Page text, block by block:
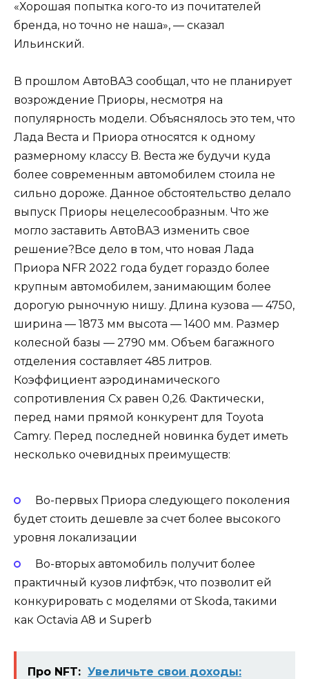
«Хорошая попытка кого-то из почитателей
бренда, но точно не наша», — сказал
Ильинский.
В прошлом АвтоВАЗ сообщал, что не планирует
возрождение Приоры, несмотря на
популярность модели. Объяснялось это тем, что
Лада Веста и Приора относятся к одному
размерному классу B. Веста же будучи куда
более современным автомобилем стоила не
сильно дороже. Данное обстоятельство делало
выпуск Приоры нецелесообразным. Что же
могло заставить АвтоВАЗ изменить свое
решение?Все дело в том, что новая Лада
Приора NFR 2022 года будет гораздо более
крупным автомобилем, занимающим более
дорогую рыночную нишу. Длина кузова — 4750,
ширина — 1873 мм высота — 1400 мм. Размер
колесной базы — 2790 мм. Объем багажного
отделения составляет 485 литров.
Коэффициент аэродинамического
сопротивления Сх равен 0,26. Фактически,
перед нами прямой конкурент для Toyota
Camry. Перед последней новинка будет иметь
несколько очевидных преимуществ:
Во-первых Приора следующего поколения
будет стоить дешевле за счет более высокого
уровня локализации
Во-вторых автомобиль получит более
практичный кузов лифтбэк, что позволит ей
конкурировать с моделями от Skoda, такими
как Octavia A8 и Superb
Про NFT: Увеличьте свои доходы: